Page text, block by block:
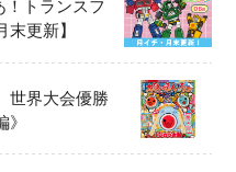
！トランスフ
更新】
世界大会優勝